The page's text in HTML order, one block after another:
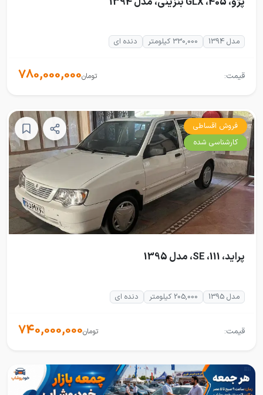
مدل 1394 330,000 کیلومتر دنده ای
قیمت: 780,000,000تومان
فروش اقساطی
کارشناسی شده
پراید، 111، SE، مدل 1395
مدل 1395 205,000 کیلومتر دنده ای
قیمت: 740,000,000تومان